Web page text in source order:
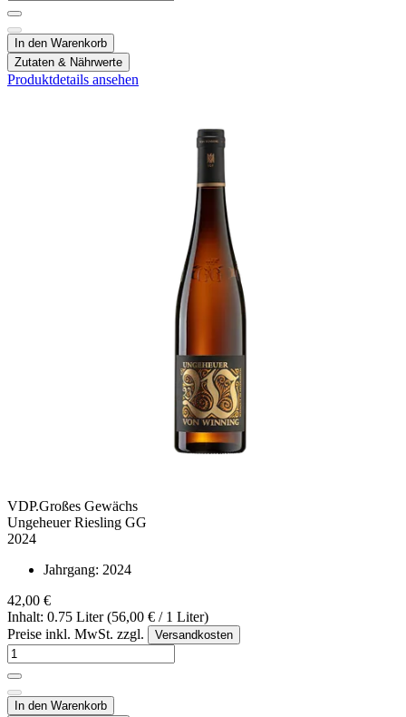
In den Warenkorb
Zutaten & Nährwerte
Produktdetails ansehen
VDP.Großes Gewächs
Ungeheuer Riesling GG
2024
Jahrgang: 2024
42,00 €
Inhalt: 0.75 Liter (56,00 € / 1 Liter)
Preise inkl. MwSt. zzgl.
Versandkosten
In den Warenkorb